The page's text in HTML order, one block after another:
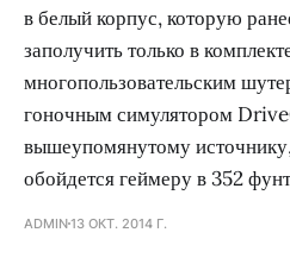
в белый корпус, которую
заполучить только в
многопользовательским
гоночным симулятором
вышеупомянутому
обойдется геймеру в 352
ADMIN13 ОКТ. 2014 Г.